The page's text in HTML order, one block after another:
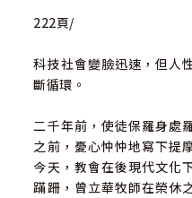
222頁/
科技社會變臉迅速，但人
斷循環。
二千年前，使徒保羅身處
之前，憂心忡忡地寫下提
今天，教會在後現代文化
蹣跚，曾立華牧師在榮休